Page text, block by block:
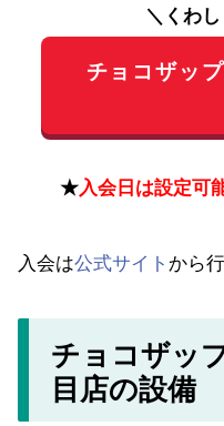
＼くわ
チョコザッ
★入会日は設定可
入会は公式サイト から
チョコザッ
目店の設備